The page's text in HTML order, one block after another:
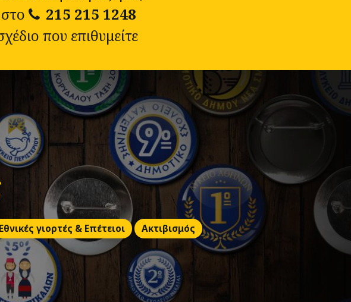
215 215 1248
που επιθυμείτε
Εθνικές γιορτές & Επέτειοι Ακτιβισμός